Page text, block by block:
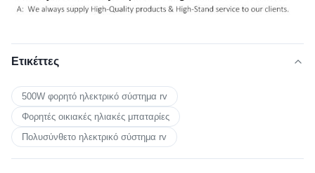
Ετικέττες
500W φορητό ηλεκτρικό σύστημα rv
Φορητές οικιακές ηλιακές μπαταρίες
Πολυσύνθετο ηλεκτρικό σύστημα rv